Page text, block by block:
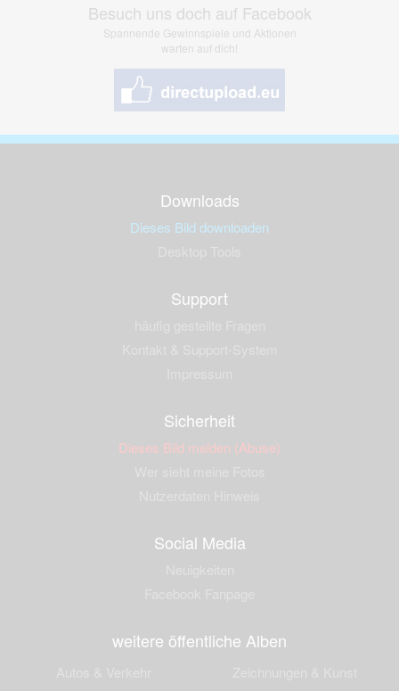
Besuch uns doch auf Facebook
Spannende Gewinnspiele und Aktionen
warten auf dich!
Downloads
Dieses Bild downloaden
Support
Sicherheit
Dieses Bild melden (Abuse)
Social Media
weitere öffentliche Alben